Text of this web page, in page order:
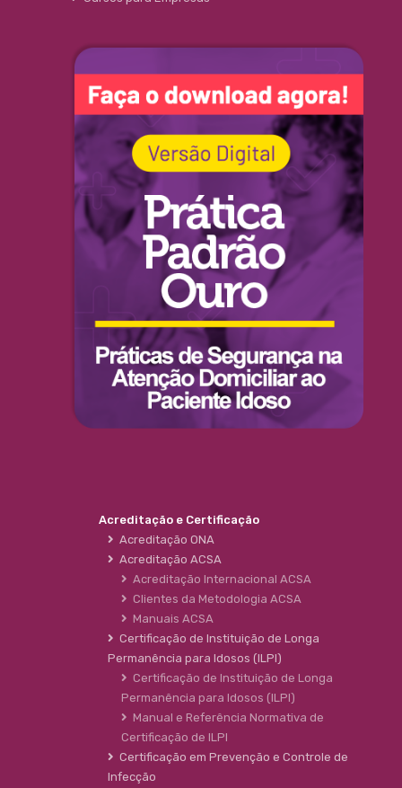
Acreditação e Certificação
Acreditação ONA
Acreditação ACSA
Acreditação Internacional ACSA
Clientes da Metodologia ACSA
Manuais ACSA
Certificação de Instituição de Longa
Permanência para Idosos (ILPI)
Certificação de Instituição de Longa
Permanência para Idosos (ILPI)
Manual e Referência Normativa de
Certificação de ILPI
Certificação em Prevenção e Controle de
Infecção